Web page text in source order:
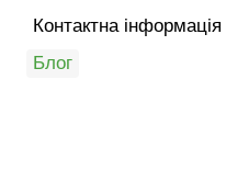
Контактна інформація
Блог